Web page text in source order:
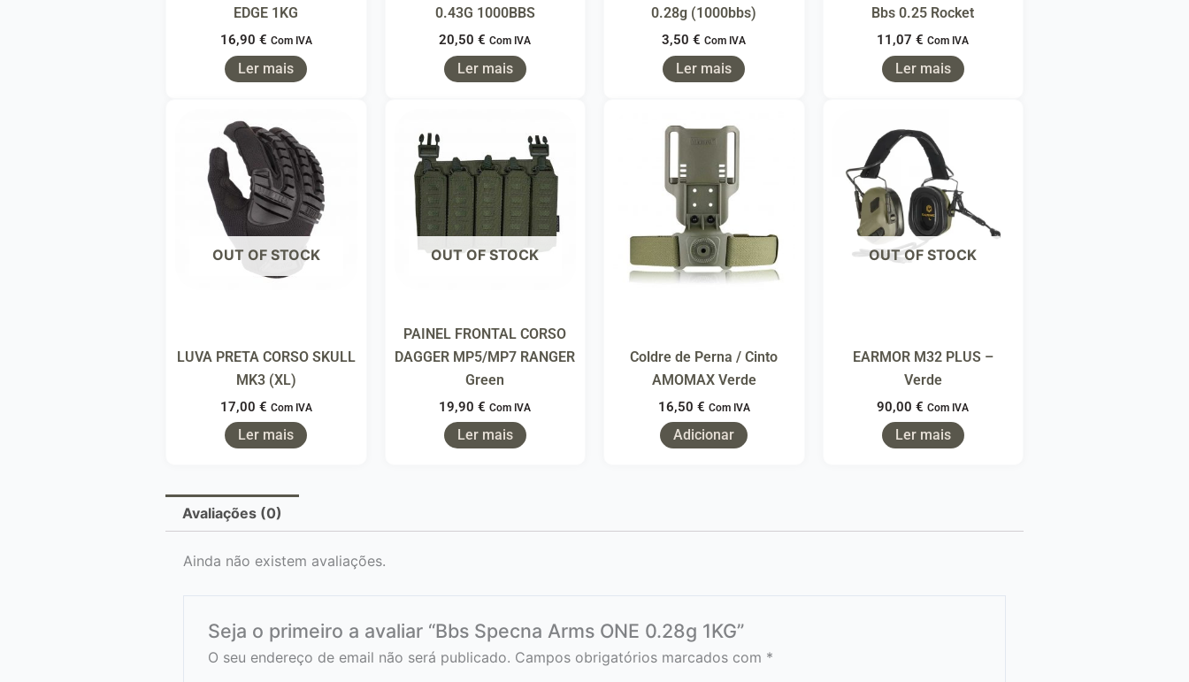
EDGE 1KG
16,90 € Com IVA
Ler mais
0.43G 1000BBS
20,50€ Com IVA
Ler mais
0.28g (1000bbs)
3,50€ Com IVA
Ler mais
Bbs 0.25 Rocket
11,07€ Com IVA
Ler mais
OUT OF STOCK
LUVA PRETA CORSO SKULL
MK3 (XL)
17,00 € Com IVA
Ler mais
OUT OF STOCK
PAINEL FRONTAL CORSO
DAGGER MP5/MP7 RANGER
Green
19,90€ Com IVA
Ler mais
Coldre de Perna / Cinto
AMOMAX Verde
16,50 € Com IVA
Adicionar
OUT OF STOCK
EARMOR M32 PLUS –
Verde
90,00€ Com IVA
Ler mais
Avaliações (0)
Ainda não existem avaliações.
Seja o primeiro a avaliar “Bbs Specna Arms ONE 0.28g 1KG”
O seu endereço de email não será publicado. Campos obrigatórios marcados com *